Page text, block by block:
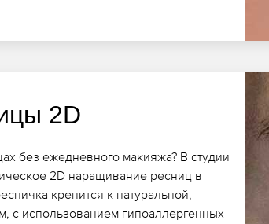
2D
без ежедневного макияжа? В студии
2D наращивание ресниц в
крепится к натуральной,
с использованием гипоаллергенных